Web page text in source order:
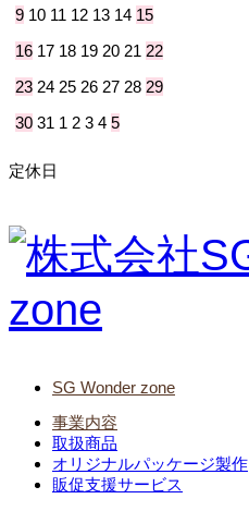
9 10 11 12 13 14 15
16 17 18 19 20 21 22
23 24 25 26 27 28 29
30 31 1 2 3 4 5
定休日
SG Wonder zone
事業内容
取扱商品
オリジナルパッケージ製作
販促支援サービス